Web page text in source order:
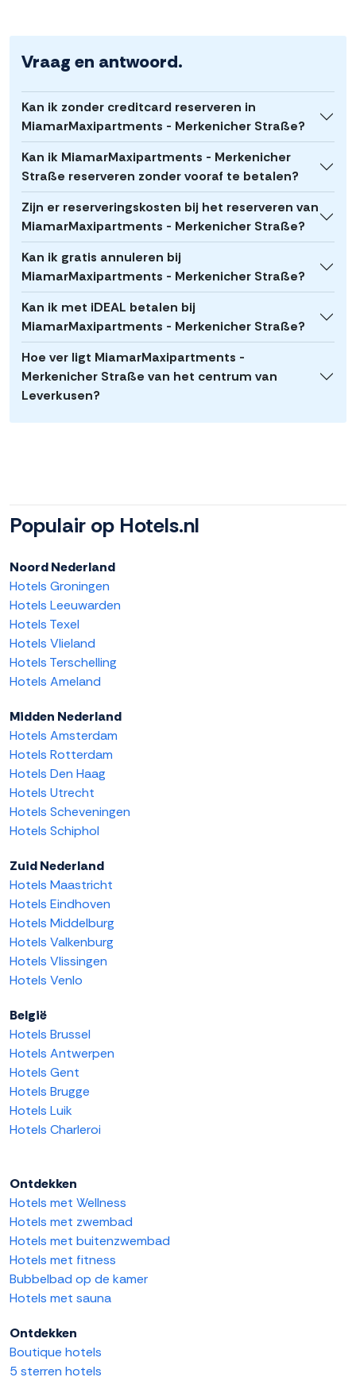
Vraag en antwoord.
Kan ik zonder creditcard reserveren in
MiamarMaxipartments - Merkenicher Straße?
Kan ik MiamarMaxipartments - Merkenicher
Straße reserveren zonder vooraf te betalen?
Zijn er reserveringskosten bij het reserveren van
MiamarMaxipartments - Merkenicher Straße?
Kan ik gratis annuleren bij
MiamarMaxipartments - Merkenicher Straße?
Kan ik met iDEAL betalen bij
MiamarMaxipartments - Merkenicher Straße?
Hoe ver ligt MiamarMaxipartments -
Merkenicher Straße van het centrum van
Leverkusen?
Populair op Hotels.nl
Noord Nederland
Hotels Groningen
Hotels Leeuwarden
Hotels Texel
Hotels Vlieland
Hotels Terschelling
Hotels Ameland
Midden Nederland
Hotels Amsterdam
Hotels Rotterdam
Hotels Den Haag
Hotels Utrecht
Hotels Scheveningen
Hotels Schiphol
Zuid Nederland
Hotels Maastricht
Hotels Eindhoven
Hotels Middelburg
Hotels Valkenburg
Hotels Vlissingen
Hotels Venlo
België
Hotels Brussel
Hotels Antwerpen
Hotels Gent
Hotels Brugge
Hotels Luik
Hotels Charleroi
Ontdekken
Hotels met Wellness
Hotels met zwembad
Hotels met buitenzwembad
Hotels met fitness
Bubbelbad op de kamer
Hotels met sauna
Ontdekken
Boutique hotels
5 sterren hotels